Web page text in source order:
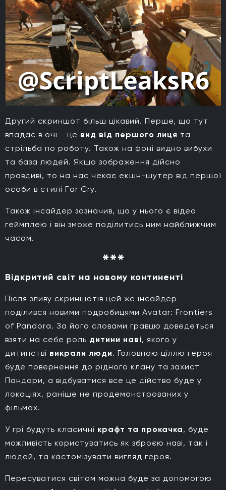
Другий скриншот більш цікавий. Перше, що тут
впадає в очі - це вид від першого лиця та
стрільба по роботу. Також на фоні видно вибухи
та база людей. Якщо зображення дійсно
правдиві, то на нас чекає екшн-шутер від першої
особи в стилі Far Cry.
Також інсайдер зазначив, що у нього є відео
геймплею і він зможе поділитись ним найближчим
часом.
Відкритий світ на новому континенті
Після зливу скриншотів цей же інсайдер
поділився новими подробицями Avatar: Frontiers
of Pandora. За його словами гравцю доведеться
взяти на себе роль дитини наві, якого у
дитинстві викрали люди. Головною ціллю героя
буде повернення до рідного клану та захист
Пандори, а відбуватися все це дійство буде у
локаціях, раніше не продемонстрованих у
фільмах.
У грі будуть класичні крафт та прокачка, буде
можливість користуватись як зброєю наві, так і
людей, та кастомізувати вигляд героя.
Пересуватися світом можна буде за допомогою